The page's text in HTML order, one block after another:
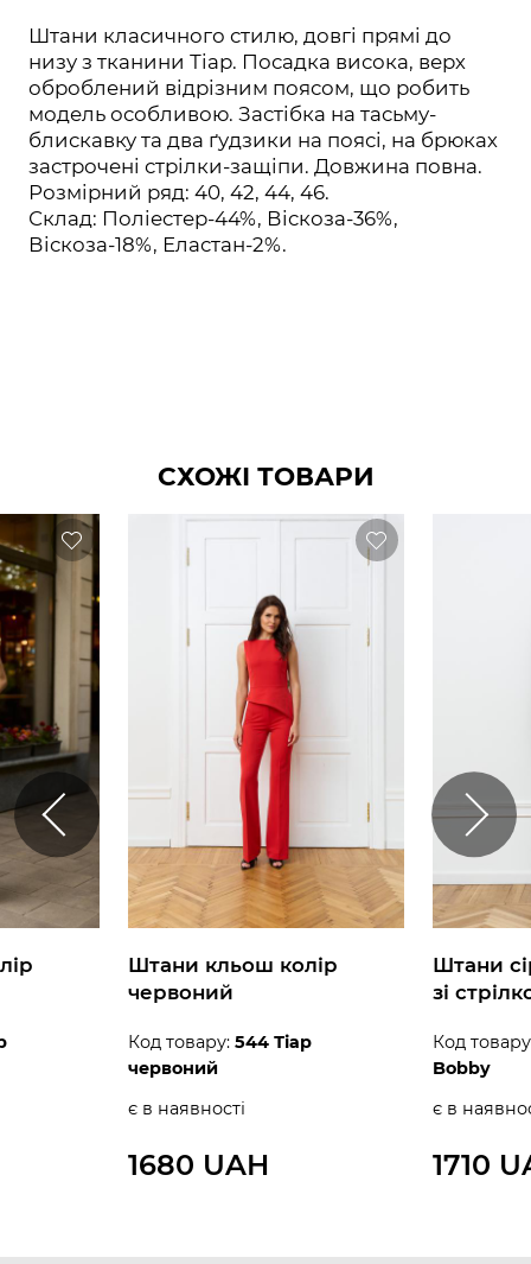
Штани класичного стилю, довгі прямі до
низу з тканини Тіар. Посадка висока, верх
оброблений відрізним поясом, що робить
модель особливою. Застібка на тасьму-
блискавку та два ґудзики на поясі, на брюках
застрочені стрілки-защіпи. Довжина повна.
Розмірний ряд: 40, 42, 44, 46.
Склад: Поліестер-44%, Віскоза-36%,
Віскоза-18%, Еластан-2%.
СХОЖІ ТОВАРИ
Штани кльош колір
червоний
Код товару: 544 Тіар
червоний
є в наявності
1680 UAH
Штани
зі
Код
Bobby
є в
1710